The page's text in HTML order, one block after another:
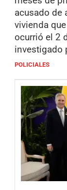
acusado de
vivienda
ocurrió el 2
investigado
POLICIALES